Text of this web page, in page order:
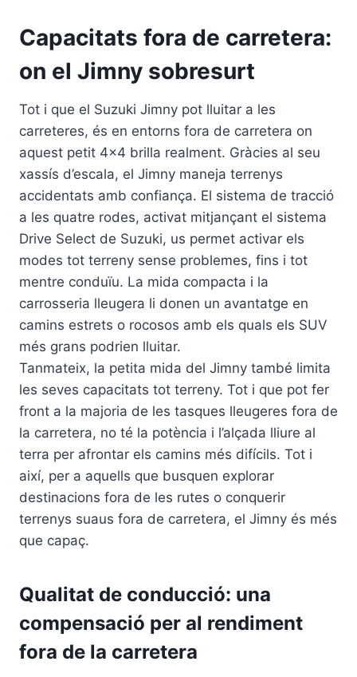
Capacitats fora de carretera:
on el Jimny sobresurt
Tot i que el Suzuki Jimny pot lluitar a les
carreteres, és en entorns fora de carretera on
aquest petit 4×4 brilla realment. Gràcies al seu
xassís d’escala, el Jimny maneja terrenys
accidentats amb confiança. El sistema de tracció
a les quatre rodes, activat mitjançant el sistema
Drive Select de Suzuki, us permet activar els
modes tot terreny sense problemes, fins i tot
mentre conduïu. La mida compacta i la
carrosseria lleugera li donen un avantatge en
camins estrets o rocosos amb els quals els SUV
més grans podrien lluitar.
Tanmateix, la petita mida del Jimny també limita
les seves capacitats tot terreny. Tot i que pot fer
front a la majoria de les tasques lleugeres fora de
la carretera, no té la potència i l’alçada lliure al
terra per afrontar els camins més difícils. Tot i
així, per a aquells que busquen explorar
destinacions fora de les rutes o conquerir
terrenys suaus fora de carretera, el Jimny és més
que capaç.
Qualitat de conducció: una
compensació per al rendiment
fora de la carretera